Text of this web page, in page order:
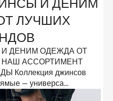
И ДЕНИМ
ЛУЧШИХ
ДЕНИМ ОДЕЖДА ОТ
АССОРТИМЕНТ
джинсов
— универса...